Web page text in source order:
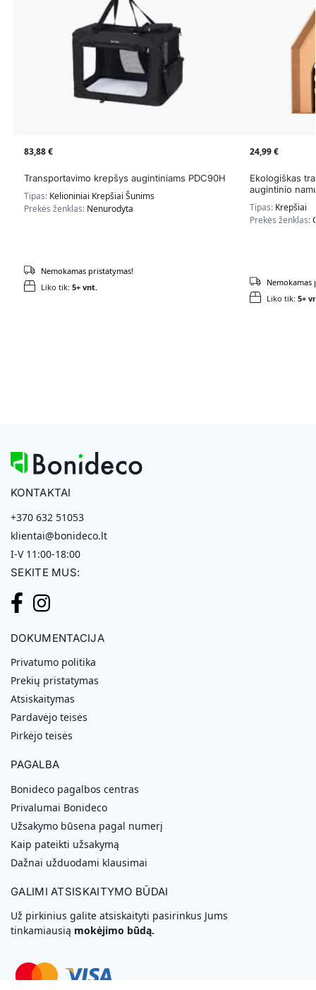
83,88€
Transportavimo krepšys augintiniams PDC90H
Tipas: Kelioniniai Krepšiai Šunims
Prekės ženklas: Nenurodyta
Liko tik: 5+ vnt.
Nemokamas pristatymas!
24,99€
Ekologiškas
augintinio
Tipas: Krepšiai
Prekės ženklas:
Liko tik: 5+
Nemokamas
KONTAKTAI
+370 632 51053
klientai@bonideco.lt
I-V 11:00-18:00
SEKITE MUS:
DOKUMENTACIJA
Privatumo politika
Prekių pristatymas
Atsiskaitymas
Pardavėjo teisės
Pirkėjo teisės
PAGALBA
Bonideco pagalbos centras
Privalumai Bonideco
Užsakymo būsena pagal numerį
Kaip pateikti užsakymą
Dažnai užduodami klausimai
GALIMI ATSISKAITYMO BŪDAI
Už pirkinius galite atsiskaityti pasirinkus Jums
tinkamiausią mokėjimo būdą.